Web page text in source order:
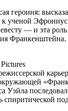
героиня:
ученой
— и эта
спиритической